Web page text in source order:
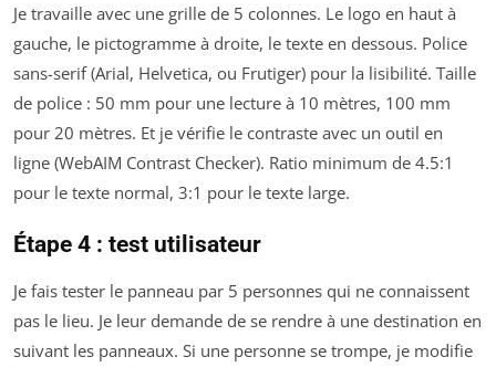
Je travaille avec une grille de 5 colonnes. Le logo en haut à
gauche, le pictogramme à droite, le texte en dessous. Police
sans-serif (Arial, Helvetica, ou Frutiger) pour la lisibilité. Taille
de police : 50 mm pour une lecture à 10 mètres, 100 mm
pour 20 mètres. Et je vérifie le contraste avec un outil en
ligne (WebAIM Contrast Checker). Ratio minimum de 4.5:1
pour le texte normal, 3:1 pour le texte large.
Étape 4 : test utilisateur
Je fais tester le panneau par 5 personnes qui ne connaissent
pas le lieu. Je leur demande de se rendre à une destination en
suivant les panneaux. Si une personne se trompe, je modifie